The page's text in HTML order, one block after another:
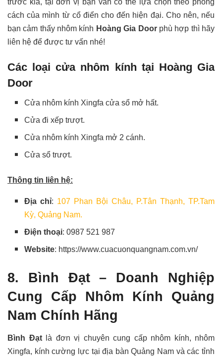
cách của mình từ cổ điển cho đến hiện đại. Cho nên, nếu
bạn cảm thấy nhôm kính Hoàng Gia Doorphù hợp thì hãy
liên hệ để được tư vấn nhé!
Các loại cửa nhôm kính tại Hoàng Gia
Door
Cửa nhôm kính Xingfa cửa sổ mở hất.
Cửa đi xếp trượt.
Cửa nhôm kính Xingfa mở 2 cánh.
Cửa sổ trượt.
Thông tin liên hệ:
Địa chỉ: 107 Phan Bội Châu, P.Tân Thạnh, TP.Tam
Kỳ, Quảng Nam.
Điện thoại: 0987 521 987
Website: https://www.cuacuonquangnam.com.vn/
8. Bình Đạt – Doanh Nghiệp
Cung Cấp Nhôm Kính Quảng
Nam Chính Hãng
Bình Đạtlà đơn vị chuyên cung cấp nhôm kính, nhôm
Xingfa, kính cường lực tại địa bàn Quảng Nam và các tỉnh